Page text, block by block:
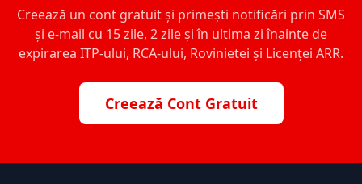
Creează un cont gratuit și primești notificări prin SMS
și e-mail cu 15 zile, 2 zile și în ultima zi înainte de
expirarea ITP-ului, RCA-ului, Rovinietei și Licenței ARR.
Creează Cont Gratuit